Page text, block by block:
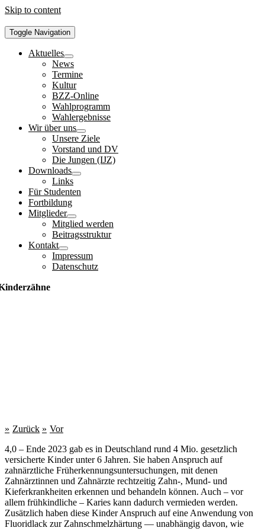
Skip to content
Toggle Navigation
Aktuelles
News
Termine
Kultur
BZZ-Online
Wahlprogramm
Wahlergebnisse
Wir über uns
Unsere Ziele
Vorstand und DV
Die Jungen (IJZ)
Downloads
Links
Für Studenten
Fortbildung
Mitglieder
Mitglied werden
Beitragsstruktur
Kontakt
Impressum
Datenschutz
Zurück
Vor
4,0 – Ende 2023 gab es in Deutschland rund 4 Mio. gesetzlich
versicherte Kinder unter 6 Jahren. Sie haben Anspruch auf
zahnärztliche Früherkennungsuntersuchungen, mit denen
Zahnärztinnen und Zahnärzte rechtzeitig Zahn-, Mund- und
Kieferkrankheiten erkennen und behandeln können. Auch – vor
allem frühkindliche – Karies kann dadurch vermieden werden.
Zusätzlich haben diese Kinder Anspruch auf eine Anwendung von
Fluoridlack zur Zahnschmelzhärtung — unabhängig davon, wie